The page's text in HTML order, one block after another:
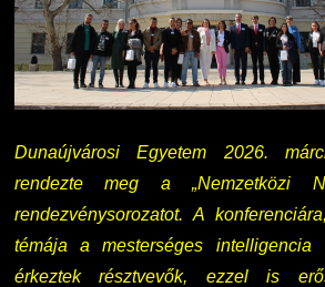
Dunaújvárosi Egyetem 2026.
rendezte meg a „Nemzetközi
rendezvénysorozatot. A
témája a mesterséges intelligencia
érkeztek résztvevők, ezzel is